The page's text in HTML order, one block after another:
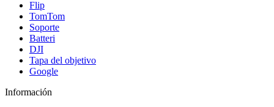
Flip
TomTom
Soporte
Batteri
DJI
Tapa del objetivo
Google
Información